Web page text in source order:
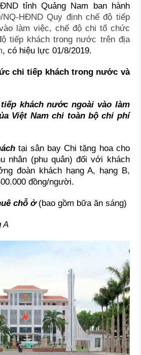
tỉnh Quảng Nam ban hành
NQ-HĐND Quy định chế độ tiếp
làm việc, chế độ chi tổ chức
tiếp khách trong nước trên địa
, có hiệu lực 01/8/2019.
chi tiếp khách trong nước và
khách nước ngoài vào làm
Việt Nam chi toàn bộ chi phí
tại sân bay Chi tặng hoa cho
nhân (phu quân) đối với khách
đoàn khách hạng A, hạng B,
đồng/người.
chỗ ở (bao gồm bữa ăn sáng)
A